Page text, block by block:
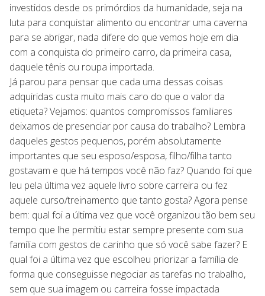
investidos desde os primórdios da humanidade, seja na
luta para conquistar alimento ou encontrar uma caverna
para se abrigar, nada difere do que vemos hoje em dia
com a conquista do primeiro carro, da primeira casa,
daquele tênis ou roupa importada.
Já parou para pensar que cada uma dessas coisas
adquiridas custa muito mais caro do que o valor da
etiqueta? Vejamos: quantos compromissos familiares
deixamos de presenciar por causa do trabalho? Lembra
daqueles gestos pequenos, porém absolutamente
importantes que seu esposo/esposa, filho/filha tanto
gostavam e que há tempos você não faz? Quando foi que
leu pela última vez aquele livro sobre carreira ou fez
aquele curso/treinamento que tanto gosta? Agora pense
bem: qual foi a última vez que você organizou tão bem seu
tempo que lhe permitiu estar sempre presente com sua
família com gestos de carinho que só você sabe fazer? E
qual foi a última vez que escolheu priorizar a família de
forma que conseguisse negociar as tarefas no trabalho,
sem que sua imagem ou carreira fosse impactada